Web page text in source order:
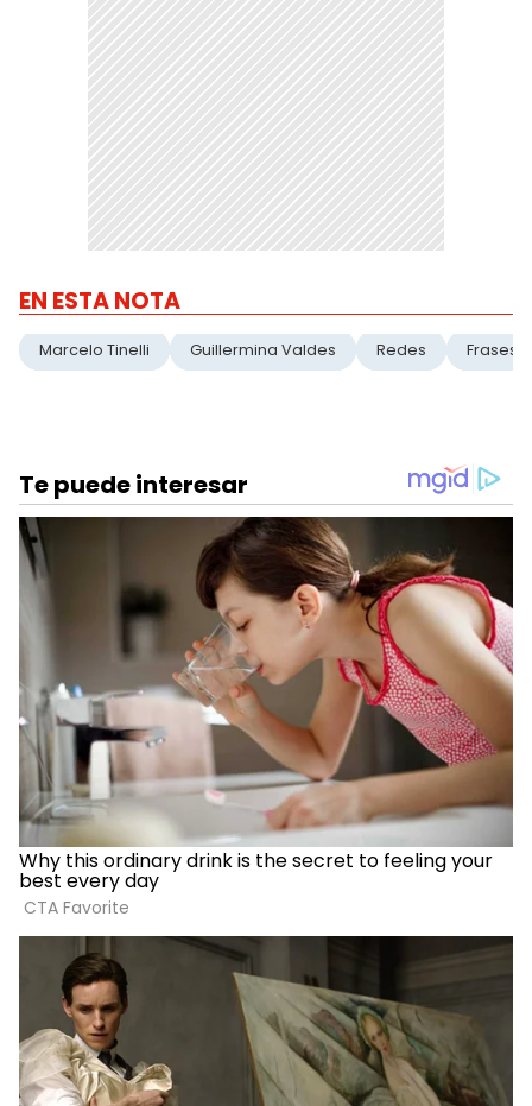
EN ESTA NOTA
Marcelo Tinelli Guillermina Valdes Redes Frases